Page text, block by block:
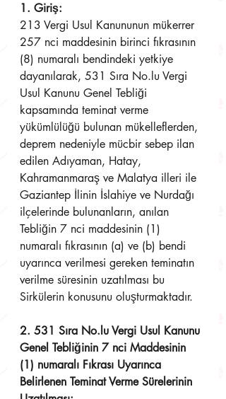
1. Giriş:
213 Vergi Usul Kanununun mükerrer
257 nci maddesinin birinci fıkrasının
(8) numaralı bendindeki yetkiye
dayanılarak, 531 Sıra No.lu Vergi
Usul Kanunu Genel Tebliği
kapsamında teminat verme
yükümlülüğü bulunan mükelleflerden,
deprem nedeniyle mücbir sebep ilan
edilen Adıyaman, Hatay,
Kahramanmaraş ve Malatya illeri ile
Gaziantep İlinin İslahiye ve Nurdağı
ilçelerinde bulunanların, anılan
Tebliğin 7 nci maddesinin (1)
numaralı fıkrasının (a) ve (b) bendi
uyarınca verilmesi gereken teminatın
verilme süresinin uzatılması bu
Sirkülerin konusunu oluşturmaktadır.
2. 531 Sıra No.lu Vergi Usul Kanunu
Genel Tebliğinin 7 nci Maddesinin
(1) numaralı Fıkrası Uyarınca
Belirlenen Teminat Verme Sürelerinin